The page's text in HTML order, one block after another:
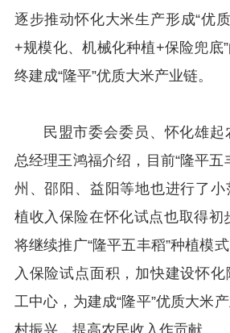
逐步推动怀化大米生产形成“优
+规模化、机械化种植+保险兜底
终建成“隆平”优质大米产业链。
民盟市委会委员、怀化雄起
总经理王鸿福介绍，目前“隆平五
州、邵阳、益阳等地也进行了
植收入保险在怀化试点也取得初
将继续推广“隆平五丰稻”种植模
入保险试点面积，加快建设怀
工中心，为建成“隆平”优质大米
村振兴，提高农民收入作贡献。